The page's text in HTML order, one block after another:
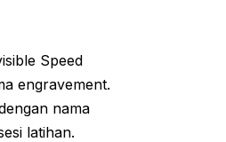
Speed
engravement.
nama
latihan.